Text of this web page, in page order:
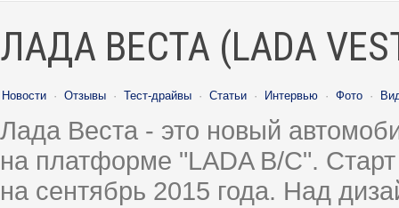
ЛАДА ВЕСТА (LADA
Новости · Отзывы · Тест-драйвы · Статьи · Интервью · Фото ·
Лада Веста - это новый
на платформе "LADA B/C".
на сентябрь 2015 года. Над